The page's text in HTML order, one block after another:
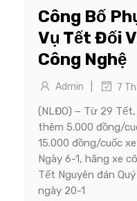
Công Bố
Vụ Tết Đối
Công Nghệ
Admin 7
(NLĐO) – Từ 29
thêm 5.000 đồng/
15.000 đồng/cuốc
Ngày 6-1, hãng xe
Tết Nguyên đán
ngày 20-1